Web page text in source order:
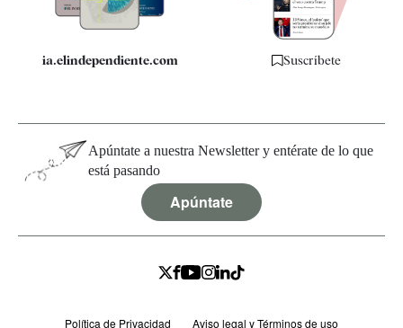
ia.elindependiente.com Suscríbete
Apúntate a nuestra Newsletter y entérate de lo que
está pasando
Apúntate
Política de Privacidad Aviso legal y Términos de uso